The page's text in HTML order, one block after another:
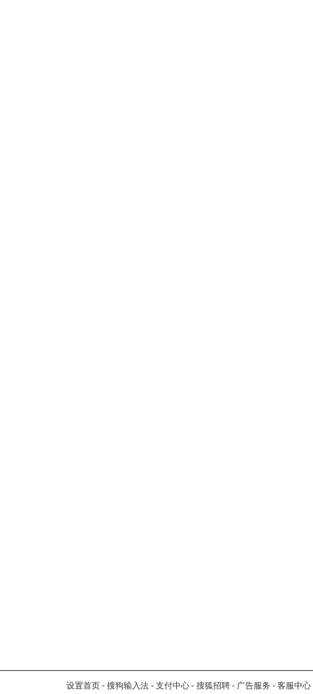
设置首页 - 搜狗输入法 - 支付中心 - 搜狐招聘 - 广告服务 - 客服中心